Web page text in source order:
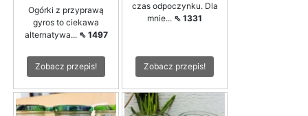
Ogórki z przyprawą
gyros to ciekawa
alternatywa... ⇖ 1497
Zobacz przepis!
czas odpoczynku. Dla
mnie... ⇖ 1331
Zobacz przepis!